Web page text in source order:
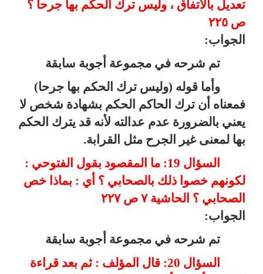
تعديل بالاتفاق ، وليس ترك الحكم بها جرحا ؟
ص ٢٢٥
الجواب:
تم شرحه في مجموعة أجوبة سابقة
وأما قوله (وليس ترك الحكم بها جرحا)
فمعناه أن ترك الحاكم الحكم بشهادة شخص لا
يعني بالضرورة عدم عدالته لأنه قد يترك الحكم
بها لمعنى غير الجرح مثل القرابة.
السؤال 19: ما المقصود بقول الفتوحي :
لكونهم خصوا ذلك بالصحابي ؟ أي : بماذا خص
الصحابي ؟ الحاشية ٧ ص ٢٢٧
الجواب:
تم شرحه في مجموعة أجوبة سابقة
السؤال 20: قال المؤلف : ثم بعد قراءة